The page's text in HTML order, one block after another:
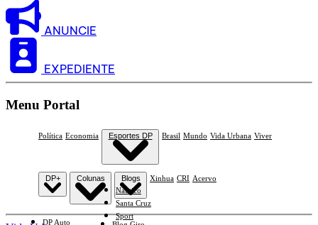
ANUNCIE
EXPEDIENTE
Menu Portal
Política Economia Esportes DP
Náutico
Santa Cruz
Sport
Brasil Mundo Vida Urbana Viver
DP+
DP Auto
Colunas Blogs Xinhua CRI Acervo